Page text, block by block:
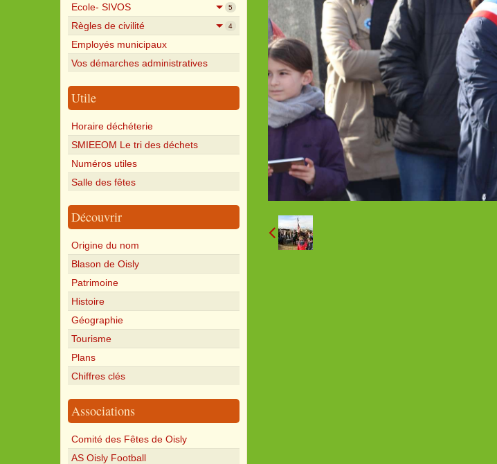
Ecole- SIVOS 5
Règles de civilité 4
Employés municipaux
Vos démarches administratives
Utile
Horaire déchéterie
SMIEEOM Le tri des déchets
Numéros utiles
Salle des fêtes
Découvrir
Origine du nom
Blason de Oisly
Patrimoine
Histoire
Géographie
Tourisme
Plans
Chiffres clés
Associations
Comité des Fêtes de Oisly
AS Oisly Football